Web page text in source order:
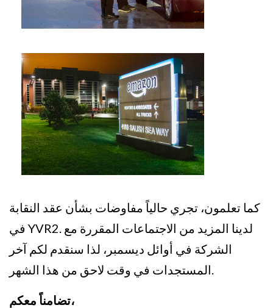
كما تعلمون، تجري حالياً مفاوضات بشأن عقد النقابة
في YVR2. لدينا المزيد من الاجتماعات المقررة مع
الشركة في أوائل ديسمبر، لذا سنقدم لكم آخر
المستجدات في وقت لاحق من هذا الشهر.
تضامناً معكم،